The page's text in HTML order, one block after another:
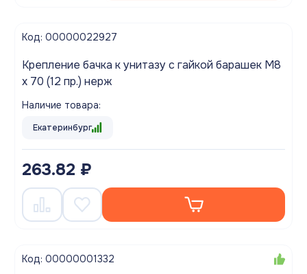
Код: 00000022927
Крепление бачка к унитазу с гайкой барашек М8
х 70 (12 пр.) нерж
Наличие товара:
Екатеринбург
263.82 ₽
Код: 00000001332